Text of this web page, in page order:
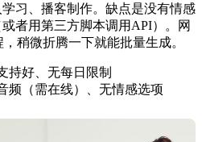
习、播客制作。缺点是没有情感
者用第三方脚本调用API）。网
，稍微折腾一下就能批量生成。
持好、无每日限制
频（需在线）、无情感选项